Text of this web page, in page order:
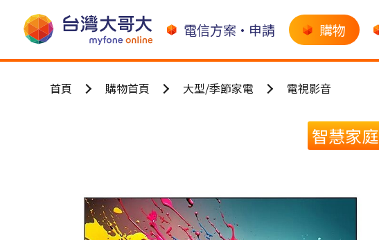
電信方案•申請 購物
首頁 購物首頁 大型/季節家電 電視影音
智慧家庭